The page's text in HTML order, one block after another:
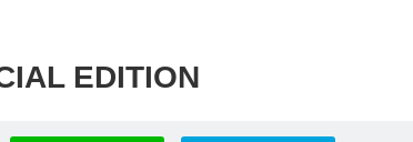
EDITION